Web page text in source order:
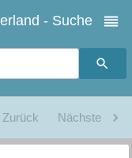
- Suche
Zurück Nächste